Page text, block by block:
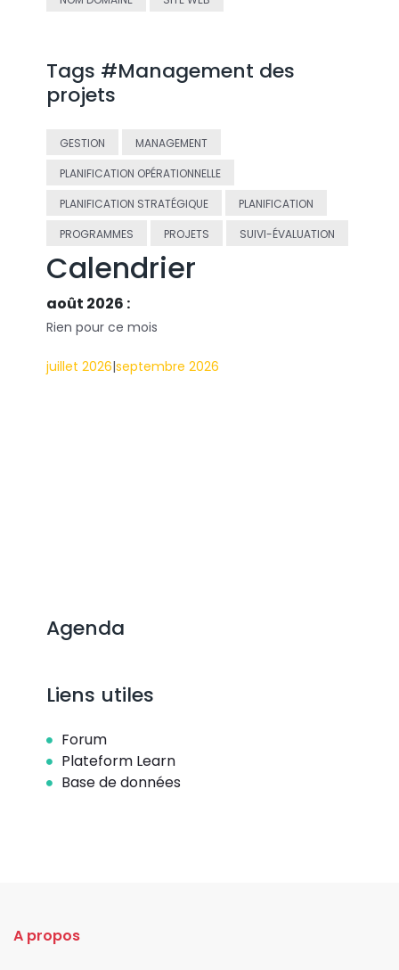
Tags #Management des
projets
GESTION
MANAGEMENT
PLANIFICATION OPÉRATIONNELLE
PLANIFICATION STRATÉGIQUE
PLANIFICATION
PROGRAMMES
PROJETS SUIVI-ÉVALUATION
Calendrier
août 2026 :
Rien pour ce mois
juillet 2026|septembre 2026
Agenda
Liens utiles
Forum
Plateform Learn
Base de données
A propos